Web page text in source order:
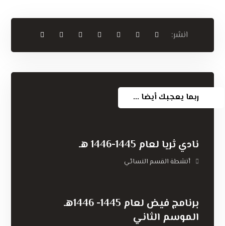
ربما يعجبك أيضا ...
نادي ثريا لعام 1445-1446 هـ
أنشطة القسم النسائي
برنامج فيض لعام 1445- 1446هـ
الموسم الثاني